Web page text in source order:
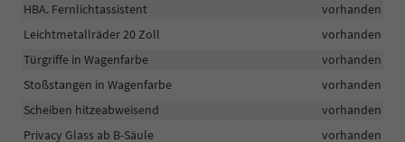
HBA. Fernlichtassistent
vorhanden
Leichtmetallräder 20 Zoll
vorhanden
Türgriffe in Wagenfarbe
vorhanden
Stoßstangen in Wagenfarbe
vorhanden
Scheiben hitzeabweisend
vorhanden
Privacy Glass ab B-Säule
vorhanden